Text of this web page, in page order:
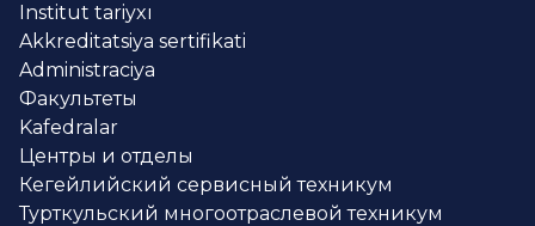
Institut tariyxı
Akkreditatsiya sertifikati
Administraciya
Факультеты
Kafedralar
Центры и отделы
Кегейлийский сервисный техникум
Турткульский многоотраслевой техникум